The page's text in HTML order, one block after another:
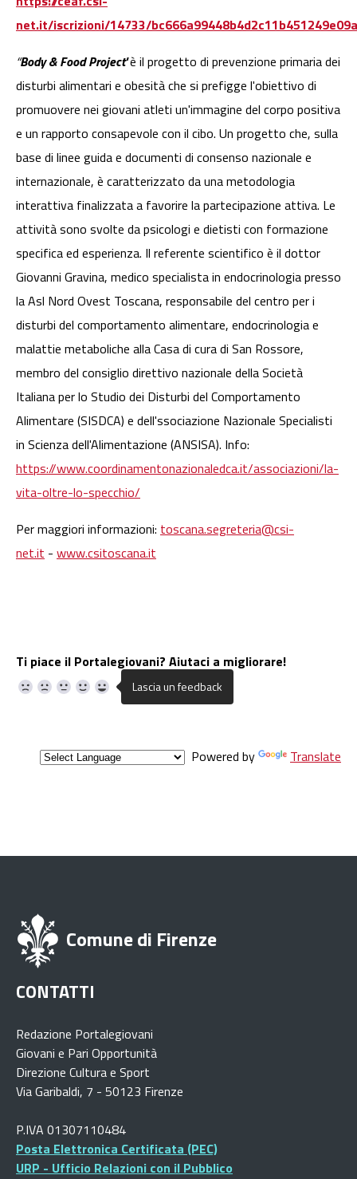
net.it/iscrizioni/14733/
“Body & Food Project'è il progetto di prevenzione primaria dei
disturbi alimentari e obesità che si prefigge l'obiettivo di
promuovere nei giovani atleti un'immagine del corpo positiva
e un rapporto consapevole con il cibo. Un progetto che, sulla
base di linee guida e documenti di consenso nazionale e
internazionale, è caratterizzato da una metodologia
interattiva finalizzata a favorire la partecipazione attiva. Le
attività sono svolte da psicologi e dietisti con formazione
specifica ed esperienza. Il referente scientifico è il dottor
Giovanni Gravina, medico specialista in endocrinologia presso
la Asl Nord Ovest Toscana, responsabile del centro per i
disturbi del comportamento alimentare, endocrinologia e
malattie metaboliche alla Casa di cura di San Rossore,
membro del consiglio direttivo nazionale della Società
Italiana per lo Studio dei Disturbi del Comportamento
Alimentare (SISDCA) e dell'ssociazione Nazionale Specialisti
in Scienza dell'Alimentazione (ANSISA). Info:
https://www.coordinamentonazionaledca.it/associazioni/la-
vita-oltre-lo-specchio/
Per maggiori informazioni: toscana.segreteria@csi-
net.it - www.csitoscana.it
Ti piace il Portalegiovani? Aiutaci a migliorare!
Powered by Translate
Comune di Firenze
CONTATTI
Redazione Portalegiovani
Giovani e Pari Opportunità
Direzione Cultura e Sport
Via Garibaldi, 7 - 50123 Firenze
P.IVA 01307110484
Posta Elettronica Certificata (PEC)
URP - Ufficio Relazioni con il Pubblico